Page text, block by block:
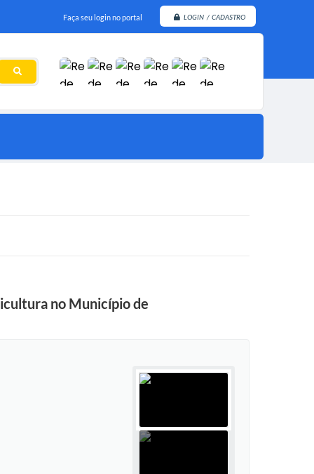
Faça seu login no portal LOGIN / CADASTRO
no Município de